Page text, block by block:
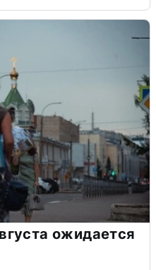
ожидается